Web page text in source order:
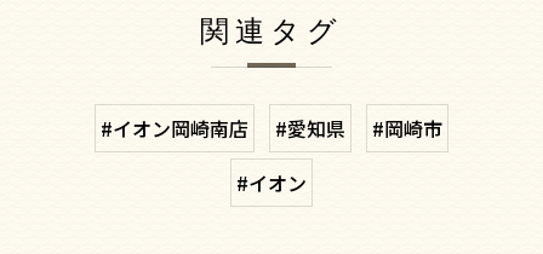
関連タグ
#イオン岡崎南店 #愛知県
#岡崎市
#イオン